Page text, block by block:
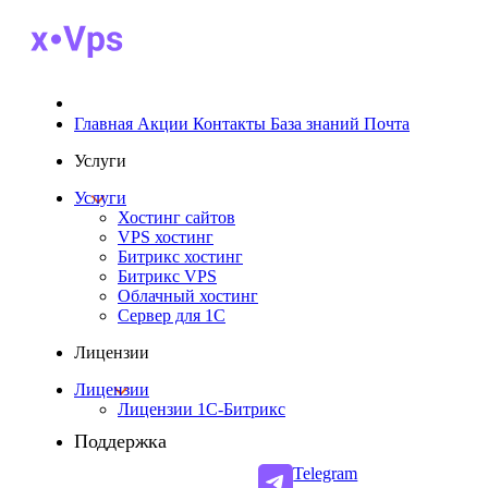
Главная Акции Контакты База знаний Почта
Услуги
Услуги
Хостинг сайтов
VPS хостинг
Битрикс хостинг
Битрикс VPS
Облачный хостинг
Cервер для 1С
Лицензии
Лицензии
Лицензии 1С-Битрикс
Поддержка
Telegram